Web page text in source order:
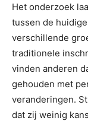
Het onderzoek
tussen de
verschillende
traditionele
vinden anderen
gehouden met
veranderingen.
dat zij weinig